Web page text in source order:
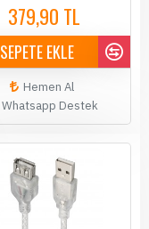
379,90 TL
SEPETE EKLE
Hemen Al
Whatsapp Destek